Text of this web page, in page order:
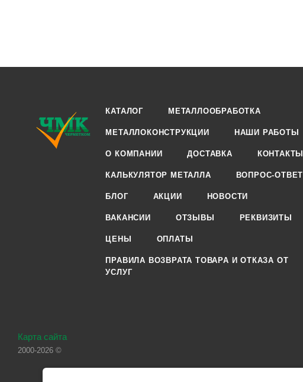
КАТАЛОГ МЕТАЛЛООБРАБОТКА
МЕТАЛЛОКОНСТРУКЦИИ НАШИ РАБОТЫ
О КОМПАНИИ ДОСТАВКА КОНТАКТЫ
КАЛЬКУЛЯТОР МЕТАЛЛА ВОПРОС-ОТВЕТ
БЛОГ АКЦИИ НОВОСТИ
ВАКАНСИИ ОТЗЫВЫ РЕКВИЗИТЫ
ЦЕНЫ ОПЛАТЫ
ПРАВИЛА ВОЗВРАТА ТОВАРА И ОТКАЗА ОТ
УСЛУГ
Карта сайта
2000-2026 ©